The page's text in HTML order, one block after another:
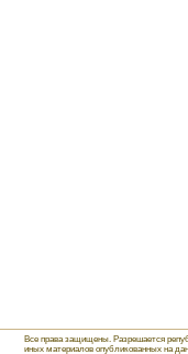
Все права защищены. Разрешается
иных материалов опубликованных на